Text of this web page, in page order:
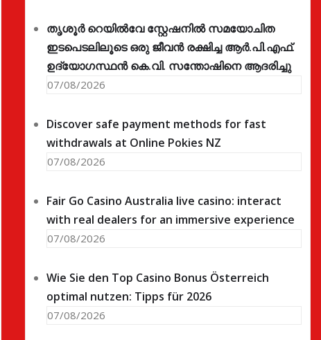
തൃശൂർ റെയിൽവേ സ്റ്റേഷനിൽ സമയോചിത
ഇടപെടലിലൂടെ ഒരു ജീവൻ രക്ഷിച്ച ആർ.പി.എഫ്.
ഉദ്യോഗസ്ഥൻ കെ.വി. സന്തോഷിനെ ആദരിച്ചു
07/08/2026
Discover safe payment methods for fast
withdrawals at Online Pokies NZ
07/08/2026
Fair Go Casino Australia live casino: interact
with real dealers for an immersive experience
07/08/2026
Wie Sie den Top Casino Bonus Österreich
optimal nutzen: Tipps für 2026
07/08/2026